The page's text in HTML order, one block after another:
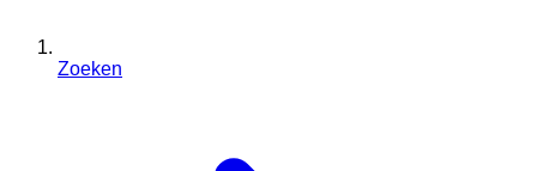
Zoeken